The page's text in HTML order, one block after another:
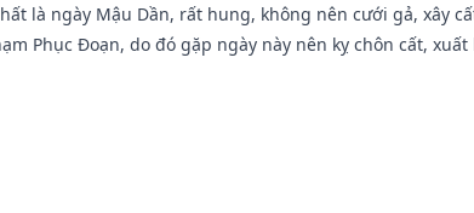
là ngày Mậu Dần, rất hung, không nên cưới gả, xây
Phục Đoạn, do đó gặp ngày này nên kỵ chôn cất, xuất